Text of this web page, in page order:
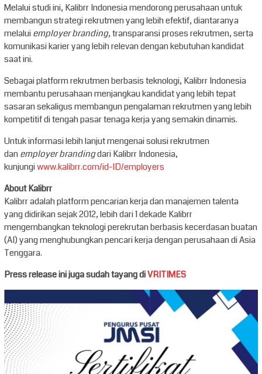
Melalui studi ini, Kalibrr Indonesia mendorong perusahaan untuk
membangun strategi rekrutmen yang lebih efektif, diantaranya
melaluiemployer branding, transparansi proses rekrutmen, serta
komunikasi karier yang lebih relevan dengan kebutuhan kandidat
saat ini.
Sebagai platform rekrutmen berbasis teknologi, Kalibrr Indonesia
membantu perusahaan menjangkau kandidat yang lebih tepat
sasaran sekaligus membangun pengalaman rekrutmen yang lebih
kompetitif di tengah pasar tenaga kerja yang semakin dinamis.
Untuk informasi lebih lanjut mengenai solusi rekrutmen
danemployer brandingdari Kalibrr Indonesia,
kunjungiwww.kalibrr.com/id-ID/employers
About Kalibrr
Kalibrr adalah platform pencarian kerja dan manajemen talenta
yang didirikan sejak 2012, lebih dari 1 dekade Kalibrr
mengembangkan teknologi perekrutan berbasis kecerdasan buatan
(AI) yang menghubungkan pencari kerja dengan perusahaan di Asia
Tenggara.
Press release ini juga sudah tayang diVRITIMES